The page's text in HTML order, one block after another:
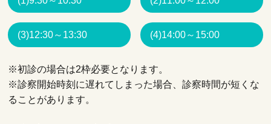
(3)12:30～13:30 (4)14:00～15:00
※初診の場合は2枠必要となります。
※診察開始時刻に遅れてしまった場合、診察時間が短くな
ることがあります。